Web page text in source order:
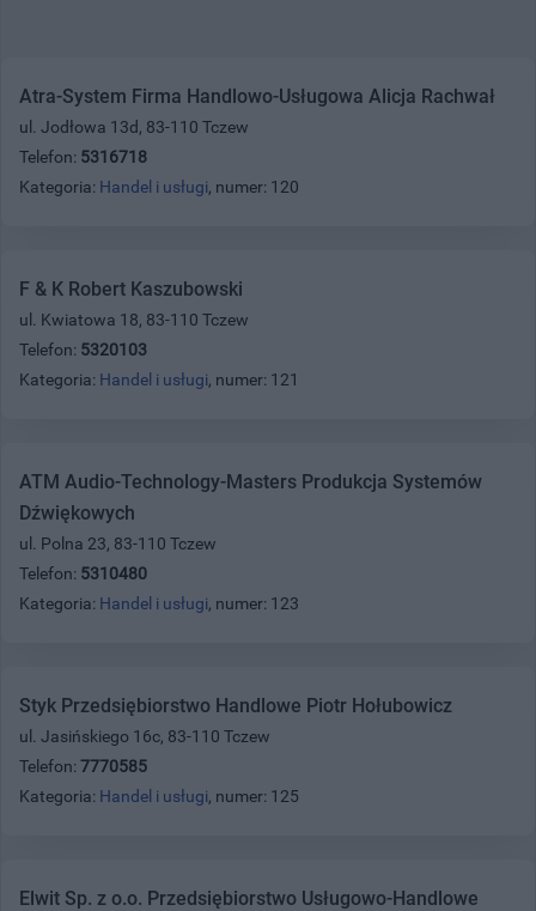
Atra-System Firma Handlowo-Usługowa Alicja Rachwał
ul. Jodłowa 13d, 83-110 Tczew
Telefon: 5316718
Kategoria: Handel i usługi, numer: 120
F & K Robert Kaszubowski
ul. Kwiatowa 18, 83-110 Tczew
Telefon: 5320103
Kategoria: Handel i usługi, numer: 121
ATM Audio-Technology-Masters Produkcja Systemów
Dźwiękowych
ul. Polna 23, 83-110 Tczew
Telefon: 5310480
Kategoria: Handel i usługi, numer: 123
Styk Przedsiębiorstwo Handlowe Piotr Hołubowicz
ul. Jasińskiego 16c, 83-110 Tczew
Telefon: 7770585
Kategoria: Handel i usługi, numer: 125
Elwit Sp. z o.o. Przedsiębiorstwo Usługowo-Handlowe